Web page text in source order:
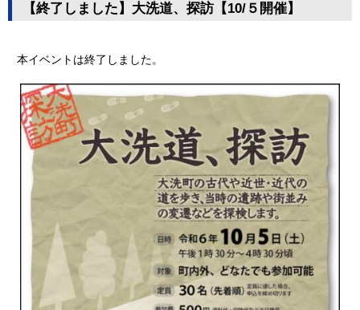
【終了しました】大洗道、探訪【10/５開催】
本イベントは終了しました。